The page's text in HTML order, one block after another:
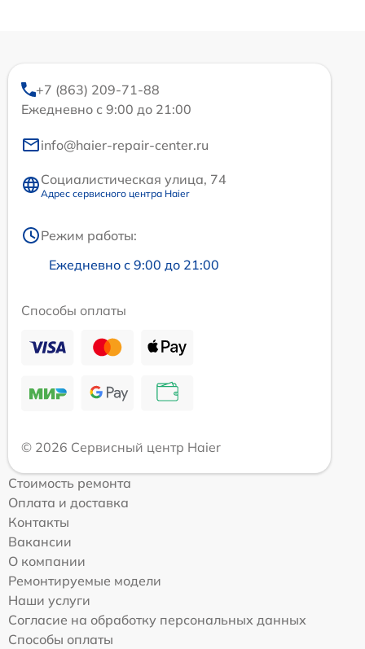
+7 (863) 209-71-88
Ежедневно с 9:00 до 21:00
info@haier-repair-center.ru
Социалистическая улица, 74
Адрес сервисного центра Haier
Режим работы:
Ежедневно с 9:00 до 21:00
Способы оплаты
© 2026 Сервисный центр Haier
Стоимость ремонта
Оплата и доставка
Контакты
Вакансии
О компании
Ремонтируемые модели
Наши услуги
Согласие на обработку персональных данных
Способы оплаты